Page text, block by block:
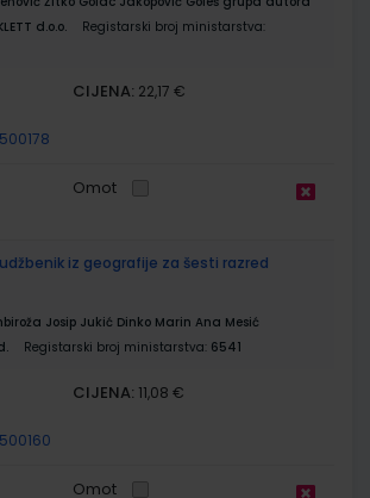
d.o.o.
Registarski broj ministarstva:
CIJENA: 22,17 €
500178
Omot
udžbenik iz geografije za šesti razred
Josip Jukić Dinko Marin Ana Mesić
Registarski broj ministarstva: 6541
CIJENA: 11,08 €
500160
Omot